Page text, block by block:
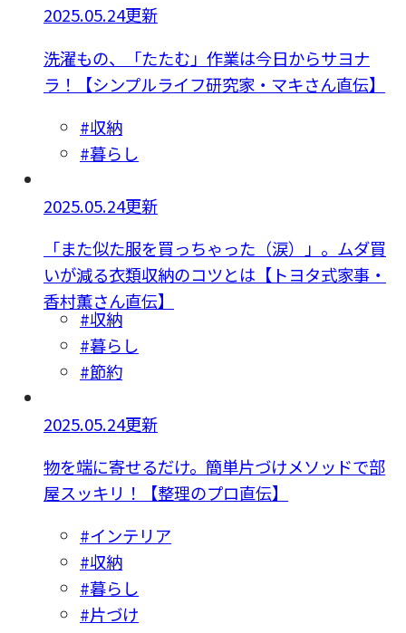
2025.05.24更新
洗濯もの、「たたむ」作業は今日からサヨナ
ラ！【シンプルライフ研究家・マキさん直伝】
#収納
#暮らし
2025.05.24更新
「また似た服を買っちゃった（涙）」。ムダ買
いが減る衣類収納のコツとは【トヨタ式家事・
香村薫さん直伝】
#収納
#暮らし
#節約
2025.05.24更新
物を端に寄せるだけ。簡単片づけメソッドで部
屋スッキリ！【整理のプロ直伝】
#インテリア
#収納
#暮らし
#片づけ